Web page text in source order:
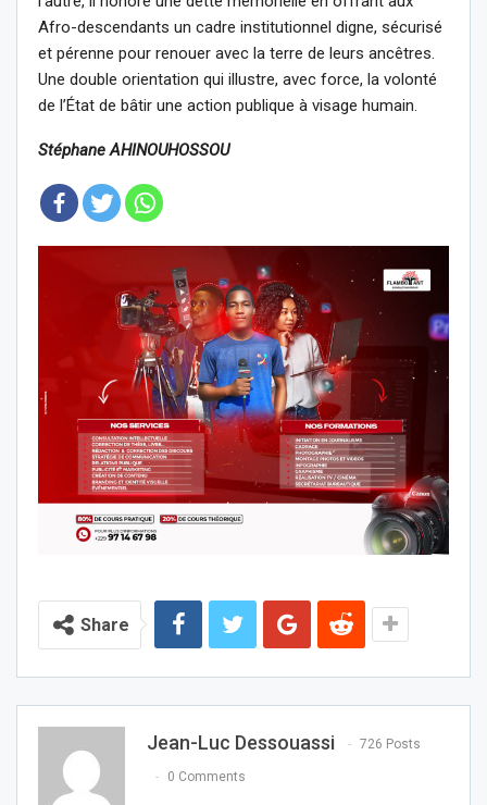
Afro-descendants un cadre institutionnel digne, sécurisé
et pérenne pour renouer avec la terre de leurs ancêtres.
Une double orientation qui illustre, avec force, la volonté
de l’État de bâtir une action publique à visage humain.
Stéphane AHINOUHOSSOU
Share
Jean-Luc Dessouassi 726 Posts
0 Comments